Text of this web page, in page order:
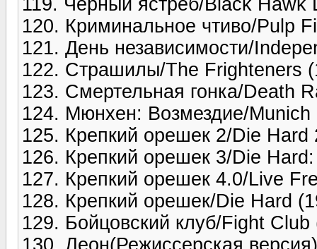
120. Криминальное чтиво/Pulp
121. День независимости/
122. Страшилы/The Frighteners
123. Смертельная гонка/Death
124. Мюнхен: Возмездие/Munich
125. Крепкий орешек 2/Die Hard
126. Крепкий орешек 3/Die
127. Крепкий орешек 4.0/Live
128. Крепкий орешек/Die Hard
129. Бойцовский клуб/Fight Club
130. Леон(Режиссерская